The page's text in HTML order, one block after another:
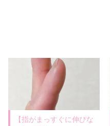
【指がまっすぐに伸びな